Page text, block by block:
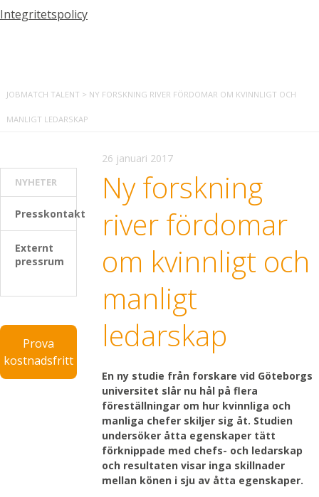
Integritetspolicy
JOBMATCH TALENT > NY FORSKNING RIVER FÖRDOMAR OM KVINNLIGT OCH
MANLIGT LEDARSKAP
26 januari 2017
Ny forskning
river fördomar
om kvinnligt och
manligt
ledarskap
En ny studie från forskare vid Göteborgs
universitet slår nu hål på flera
föreställningar om hur kvinnliga och
manliga chefer skiljer sig åt. Studien
undersöker åtta egenskaper tätt
förknippade med chefs- och ledarskap
och resultaten visar inga skillnader
mellan könen i sju av åtta egenskaper.
NYHETER
Presskontakt
Externt
pressrum
Prova
kostnadsfritt